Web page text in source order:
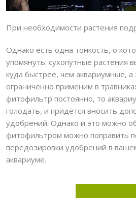
При необходимости растения
Однако есть одна тонкость, о
упомянуть: сухопутные растения
куда быстрее, чем аквариумные, а
ограниченно применим в
фитофильтр постоянно, то
голодать, и придётся вносить
удобрений. Однако и это можно
фитофильтром можно поправить
передозировки удобрений в
аквариуме.